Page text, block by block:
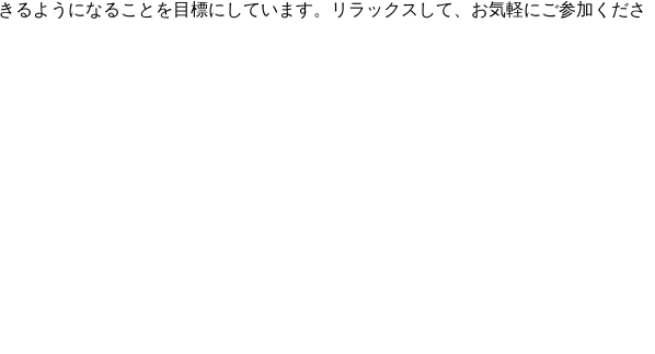
ようになることを目標にしています。リラックスして、お気軽にご参加くださ